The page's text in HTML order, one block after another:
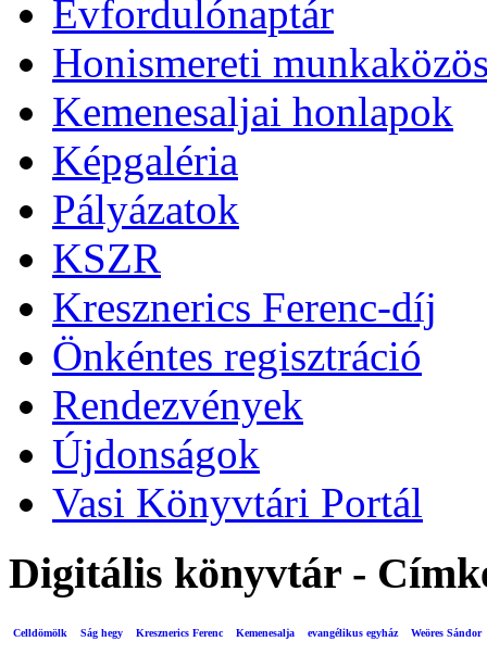
Évfordulónaptár
Honismereti
Kemenesaljai honlapok
Képgaléria
Pályázatok
KSZR
Kresznerics Ferenc-díj
Önkéntes regisztráció
Rendezvények
Újdonságok
Vasi Könyvtári Portál
Digitális könyvtár -
Celldömölk Ság hegy Kresznerics Ferenc Kemenesalja evangélikus egyház Weöres Sándor